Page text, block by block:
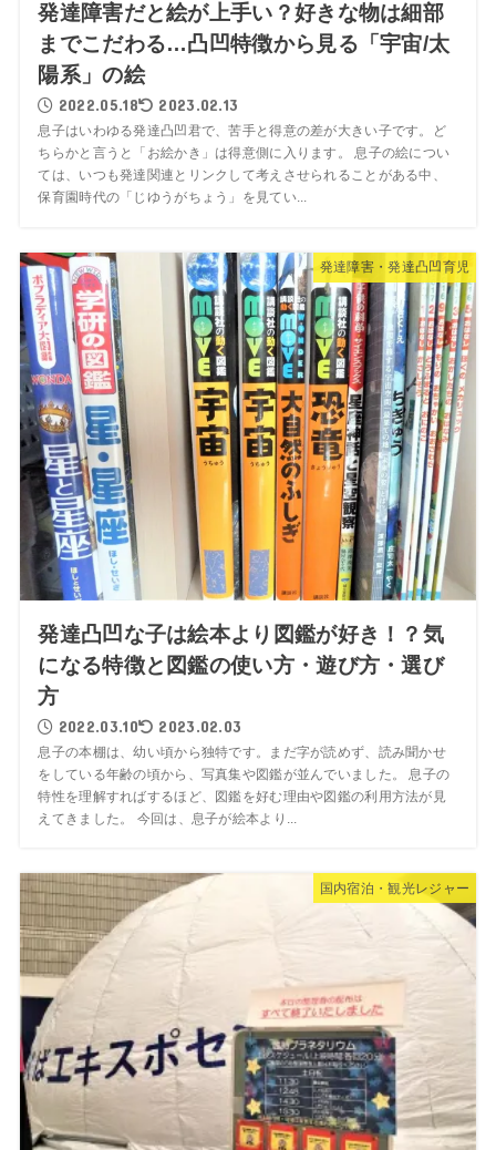
発達障害だと絵が上手い？好きな物は細部
までこだわる…凸凹特徴から見る「宇宙/太
陽系」の絵
2022.05.18 2023.02.13
息子はいわゆる発達凸凹君で、苦手と得意の差が大きい子です。ど
ちらかと言うと「お絵かき」は得意側に入ります。 息子の絵につい
ては、いつも発達関連とリンクして考えさせられることがある中、
保育園時代の「じゆうがちょう」を見てい...
発達障害・発達凸凹育児
発達凸凹な子は絵本より図鑑が好き！？気
になる特徴と図鑑の使い方・遊び方・選び
方
2022.03.10 2023.02.03
息子の本棚は、幼い頃から独特です。まだ字が読めず、読み聞かせ
をしている年齢の頃から、写真集や図鑑が並んでいました。 息子の
特性を理解すればするほど、図鑑を好む理由や図鑑の利用方法が見
えてきました。 今回は、息子が絵本より...
国内宿泊・観光レジャー